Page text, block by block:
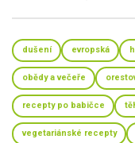
dušení evropská
obědy a večeře
recepty po babičce
vegetariánské recepty